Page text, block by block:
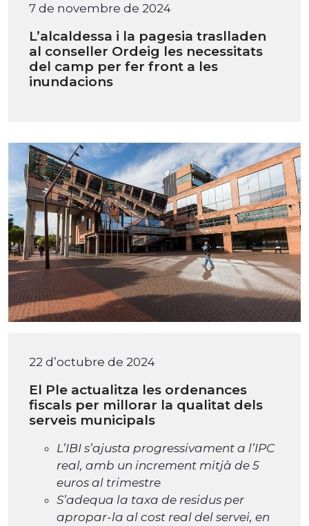
7 de novembre de 2024
L’alcaldessa i la pagesia traslladen
al conseller Ordeig les necessitats
del camp per fer front a les
inundacions
22 d’octubre de 2024
El Ple actualitza les ordenances
fiscals per millorar la qualitat dels
serveis municipals
L’IBI s’ajusta progressivament a l’IPC
real, amb un increment mitjà de 5
euros al trimestre
S’adequa la taxa de residus per
apropar-la al cost real del servei, en